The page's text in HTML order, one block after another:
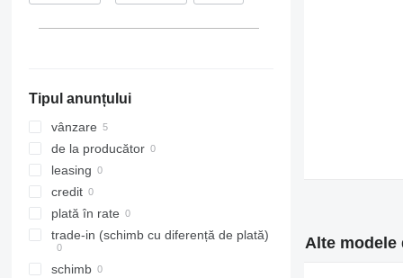
Tipul anunțului
vânzare
de la producător
leasing
credit
plată în rate
trade-in (schimb cu diferență de plată)
schimb
Alte modele